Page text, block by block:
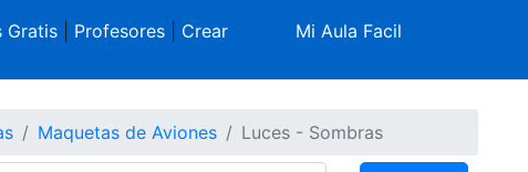
Gratis| Profesores| Crear
Mi Aula Facil
Maquetas de Aviones Luces - Sombras